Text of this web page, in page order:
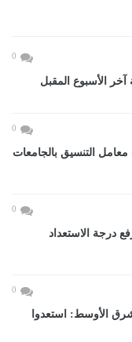
0
آخر الأسبوع المقبل
0
2026.. خدمات معامل التنسيق بالجامعات
0
درجة الاستعداد
0
الأوسط: استعدوا